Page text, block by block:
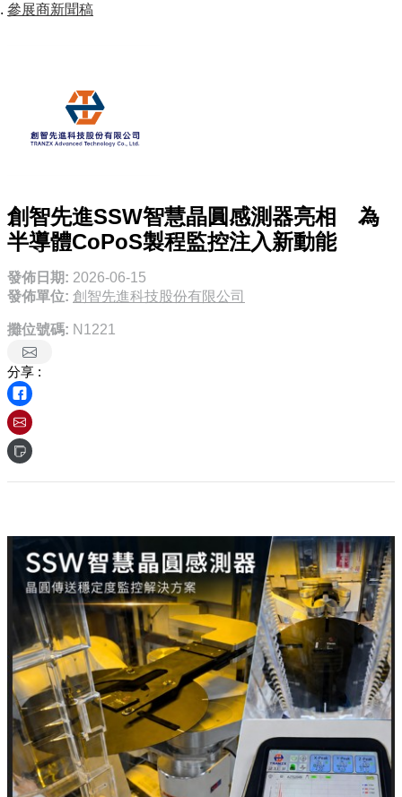
參展商新聞稿
創智先進SSW智慧晶圓感測器亮相 為
半導體CoPoS製程監控注入新動能
發佈日期: 2026-06-15
發佈單位: 創智先進科技股份有限公司
攤位號碼: N1221
分享 :